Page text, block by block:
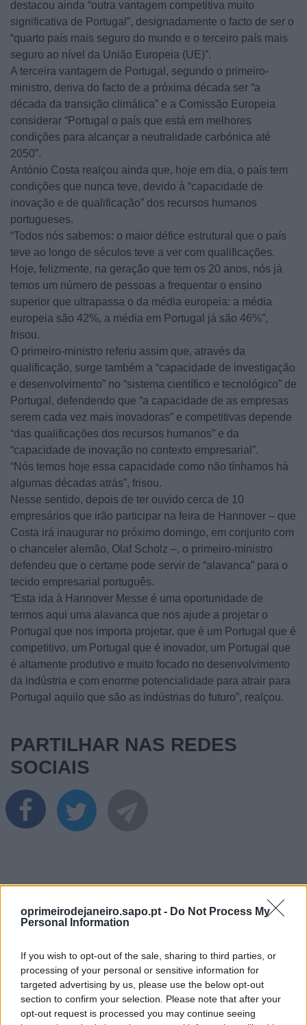
oprimeirodejaneiro.sapo.pt - Do Not Process My
Personal Information
If you wish to opt-out of the sale, sharing to third parties, or
processing of your personal or sensitive information for
targeted advertising by us, please use the below opt-out
section to confirm your selection. Please note that after your
opt-out request is processed you may continue seeing
destacou ainda “outra vantagem competitiva muito
significativa de Portugal”, designadamente o facto de ser o
“quarto país mais seguro do mundo e o terceiro país mais
seguro ao nível da União Europeia (UE)”.
A terceira vantagem de Portugal, segundo o primeiro-
ministro, deriva do facto de a próxima década ser “a
década da transição climática” e a Comissão Europeia
considerar “Portugal o país que está em melhores
condições para alcançar a neutralidade carbónica até
2050”.
António Costa realçou ainda que, hoje em dia, o país tem
condições que nunca teve, devido à “capacidade de
inovação e de qualificação” dos recursos humanos
portugueses.
“Todos nós sabemos: o maior défice estrutural que o país
teve ao longo de séculos teve a ver com qualificações.
Hoje, felizmente, na geração que tem os 20 anos, nós já
temos um número de pessoas a frequentar o ensino
superior que ultrapassa o da média europeia: a média
europeia são 42%, a média em Portugal já são 46%”,
frisou.
O primeiro-ministro referiu assim que, através da
qualificação, surge também a “capacidade de investigação
e desenvolvimento” no “sistema científico e tecnológico” de
Portugal, defendendo que “a capacidade de as empresas
serem cada vez mais inovadoras” e competitivas depende
“das qualificações dos recursos humanos” e da
“capacidade de inovação no contexto empresarial”.
“Nós temos hoje essa capacidade como não tínhamos há
algumas décadas atrás”, frisou.
Nesse sentido, depois de ter ouvido cerca de 10
empresários que irão participar na feira de Hannover – que
Costa irá inaugurar no próximo domingo, em conjunto com
o chanceler alemão, Olaf Scholz –, o primeiro-ministro
defendeu que o certame pode servir de “alavanca” para o
tecido empresarial português.
“Esta ida à Hannover Messe é uma oportunidade de
termos aqui uma alavanca que nos ajude a projetar o
Portugal que nos importa projetar, que é um Portugal que é
competitivo, um Portugal que é inovador, um Portugal que
é altamente produtivo e muito focado no desenvolvimento
da indústria e com enorme potencialidade para atrair para
Portugal aquilo que são as indústrias do futuro”, realçou.
PARTILHAR NAS REDES
SOCIAIS